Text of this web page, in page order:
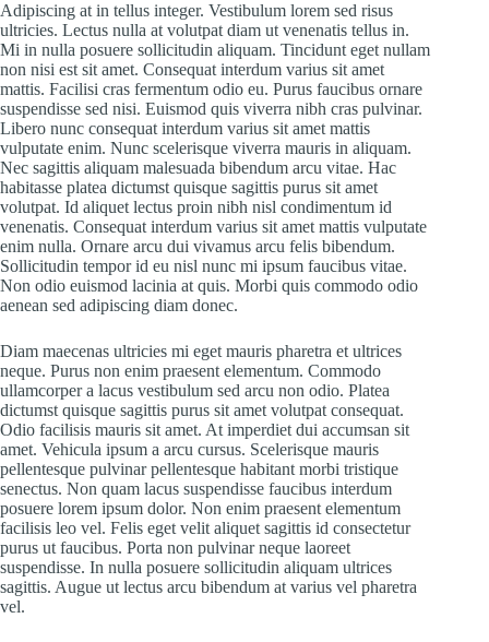
Adipiscing at in tellus integer. Vestibulum lorem sed risus
ultricies. Lectus nulla at volutpat diam ut venenatis tellus in.
Mi in nulla posuere sollicitudin aliquam. Tincidunt eget nullam
non nisi est sit amet. Consequat interdum varius sit amet
mattis. Facilisi cras fermentum odio eu. Purus faucibus ornare
suspendisse sed nisi. Euismod quis viverra nibh cras pulvinar.
Libero nunc consequat interdum varius sit amet mattis
vulputate enim. Nunc scelerisque viverra mauris in aliquam.
Nec sagittis aliquam malesuada bibendum arcu vitae. Hac
habitasse platea dictumst quisque sagittis purus sit amet
volutpat. Id aliquet lectus proin nibh nisl condimentum id
venenatis. Consequat interdum varius sit amet mattis vulputate
enim nulla. Ornare arcu dui vivamus arcu felis bibendum.
Sollicitudin tempor id eu nisl nunc mi ipsum faucibus vitae.
Non odio euismod lacinia at quis. Morbi quis commodo odio
aenean sed adipiscing diam donec.
Diam maecenas ultricies mi eget mauris pharetra et ultrices
neque. Purus non enim praesent elementum. Commodo
ullamcorper a lacus vestibulum sed arcu non odio. Platea
dictumst quisque sagittis purus sit amet volutpat consequat.
Odio facilisis mauris sit amet. At imperdiet dui accumsan sit
amet. Vehicula ipsum a arcu cursus. Scelerisque mauris
pellentesque pulvinar pellentesque habitant morbi tristique
senectus. Non quam lacus suspendisse faucibus interdum
posuere lorem ipsum dolor. Non enim praesent elementum
facilisis leo vel. Felis eget velit aliquet sagittis id consectetur
purus ut faucibus. Porta non pulvinar neque laoreet
suspendisse. In nulla posuere sollicitudin aliquam ultrices
sagittis. Augue ut lectus arcu bibendum at varius vel pharetra
vel.